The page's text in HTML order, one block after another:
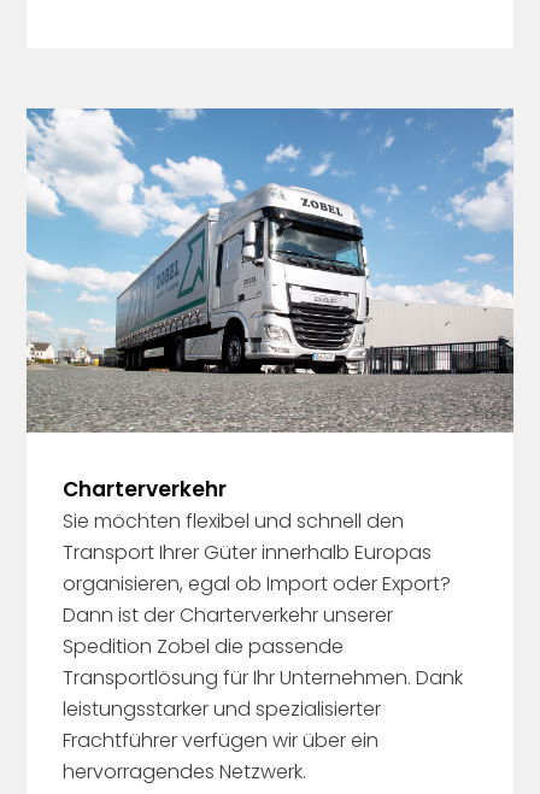
Charterverkehr
Sie möchten flexibel und schnell den
Transport Ihrer Güter innerhalb Europas
organisieren, egal ob Import oder Export?
Dann ist der Charterverkehr unserer
Spedition Zobel die passende
Transportlösung für Ihr Unternehmen. Dank
leistungsstarker und spezialisierter
Frachtführer verfügen wir über ein
hervorragendes Netzwerk.